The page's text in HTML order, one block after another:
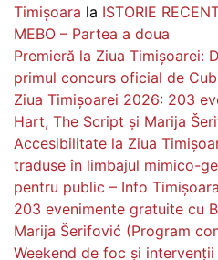
Timișoara la ISTORIE
MEBO – Partea a doua
Premieră la Ziua Timișoarei:
primul concurs oficial de
Ziua Timișoarei 2026: 203
Hart, The Script și Marija
Accesibilitate la Ziua
traduse în limbajul mimico-
pentru public – Info Timișoara
203 evenimente gratuite cu
Marija Šerifović (Program
Weekend de foc și